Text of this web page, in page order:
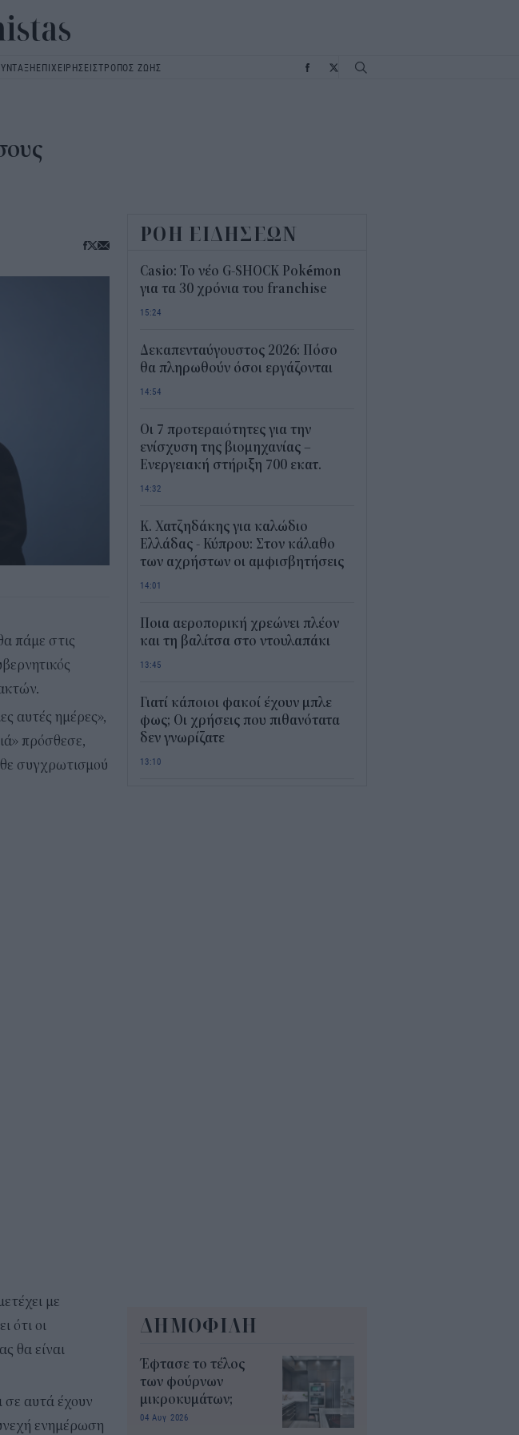
ΕΠΙΧΕΙΡΗΣΕΙΣΤΡΟΠΟΣ ΖΩΗΣ
πάμε στις
αυτές ημέρες»,
πρόσθεσε,
συγχρωτισμού
με
ότι οι
θα είναι
σε αυτά έχουν
ενημέρωση
ΡΟΗ ΕΙΔΗΣΕΩΝ
Casio: Το νέο G-SHOCK Pokémon
για τα 30 χρόνια του franchise
15:24
Δεκαπενταύγουστος 2026: Πόσο
θα πληρωθούν όσοι εργάζονται
14:54
Οι 7 προτεραιότητες για την
ενίσχυση της βιομηχανίας –
Ενεργειακή στήριξη 700 εκατ.
14:32
Κ. Χατζηδάκης για καλώδιο
Ελλάδας - Κύπρου: Στον κάλαθο
των αχρήστων οι αμφισβητήσεις
14:01
Ποια αεροπορική χρεώνει πλέον
και τη βαλίτσα στο ντουλαπάκι
13:45
Γιατί κάποιοι φακοί έχουν μπλε
φως; Οι χρήσεις που πιθανότατα
δεν γνωρίζατε
13:10
ΔΗΜΟΦΙΛΗ
Έφτασε το τέλος
των φούρνων
μικροκυμάτων;
04 Αυγ 2026